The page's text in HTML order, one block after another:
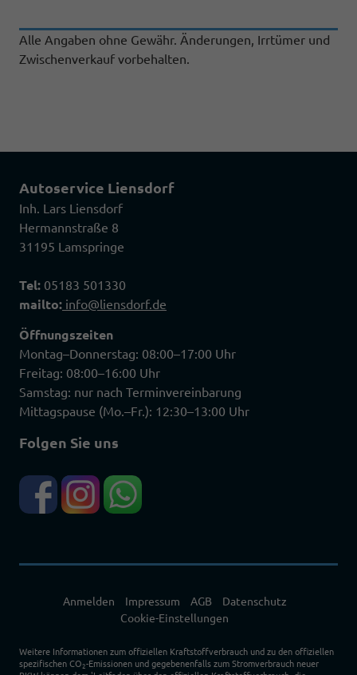
Alle Angaben ohne Gewähr. Änderungen, Irrtümer und
Zwischenverkauf vorbehalten.
Autoservice Liensdorf
Inh. Lars Liensdorf
Hermannstraße 8
31195 Lamspringe
Tel: 05183 501330
mailto: info@liensdorf.de
Öffnungszeiten
Montag–Donnerstag: 08:00–17:00 Uhr
Freitag: 08:00–16:00 Uhr
Samstag: nur nach Terminvereinbarung
Mittagspause (Mo.–Fr.): 12:30–13:00 Uhr
Folgen Sie uns
Anmelden Impressum AGB
Datenschutz
Cookie-Einstellungen
Weitere Informationen zum offiziellen Kraftstoffverbrauch und zu den offiziellen
spezifischen CO2-Emissionen und gegebenenfalls zum Stromverbrauch neuer